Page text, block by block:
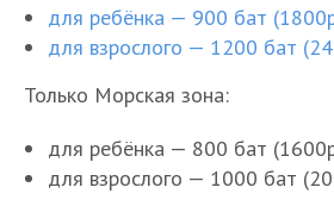
для ребёнка — 900 бат
для взрослого — 1200 бат
Только Морская зона:
для ребёнка — 800 бат
для взрослого — 1000 бат